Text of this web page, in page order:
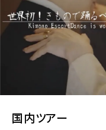
国内ツアー